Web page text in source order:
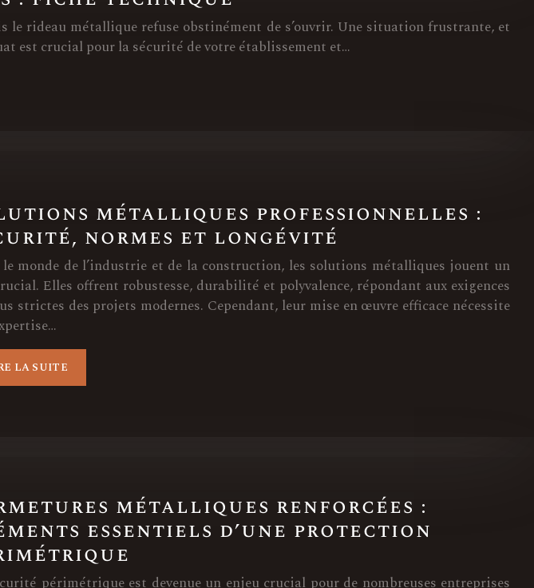
le rideau métallique refuse obstinément de s’ouvrir. Une situation frustrante, et
est crucial pour la sécurité de votre établissement et…
métalliques professionnelles :
normes et longévité
le monde de l’industrie et de la construction, les solutions métalliques jouent un
Elles offrent robustesse, durabilité et polyvalence, répondant aux exigences
strictes des projets modernes. Cependant, leur mise en œuvre efficace nécessite
LA SUITE
métalliques renforcées :
essentiels d’une protection
périmétrique est devenue un enjeu crucial pour de nombreuses entreprises